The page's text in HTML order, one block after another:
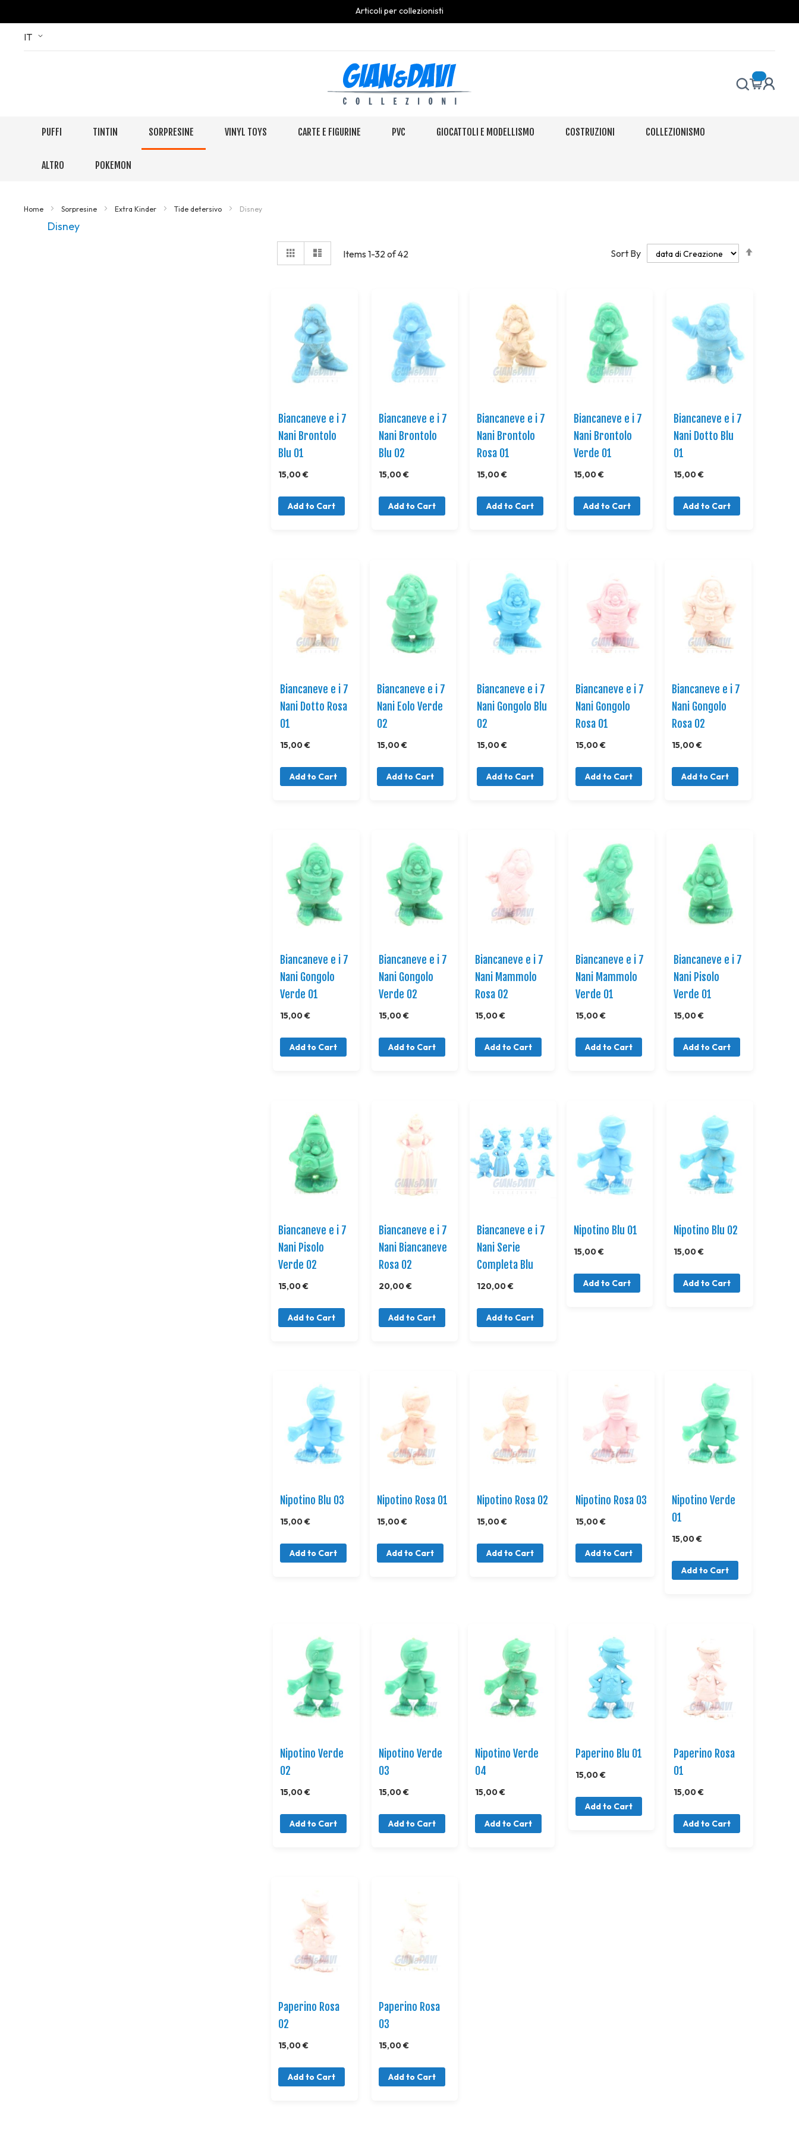
Articoli per collezionisti
Skip
Language
IT
PUFFI TINTIN SORPRESINE VINYL TOYS CARTE E FIGURINE PVC GIOCATTOLI E MODELLISMO COSTRUZIONI COLLEZIONISMO
ALTRO POKEMON
Home Sorpresine Extra Kinder Tide detersivo Disney
Disney
View
as
Grid ElencoItems1-32of42 Sort By
Biancaneve e i 7
Nani Brontolo
Blu 01
15,00 €
Add to Cart
Biancaneve e i 7
Nani Brontolo
Blu 02
15,00 €
Add to Cart
Biancaneve e i 7
Nani Brontolo
Rosa 01
15,00 €
Add to Cart
Biancaneve e i 7
Nani Brontolo
Verde 01
15,00 €
Add to Cart
Biancaneve e i 7
Nani Dotto Blu
01
15,00 €
Add to Cart
Biancaneve e i 7
Nani Dotto Rosa
01
15,00 €
Add to Cart
Biancaneve e i 7
Nani Eolo Verde
02
15,00 €
Add to Cart
Biancaneve e i 7
Nani Gongolo Blu
02
15,00 €
Add to Cart
Biancaneve e i 7
Nani Gongolo
Rosa 01
15,00 €
Add to Cart
Biancaneve e i 7
Nani Gongolo
Rosa 02
15,00 €
Add to Cart
Biancaneve e i 7
Nani Gongolo
Verde 01
15,00 €
Add to Cart
Biancaneve e i 7
Nani Gongolo
Verde 02
15,00 €
Add to Cart
Biancaneve e i 7
Nani Mammolo
Rosa 02
15,00 €
Add to Cart
Biancaneve e i 7
Nani Mammolo
Verde 01
15,00 €
Add to Cart
Biancaneve e i 7
Nani Pisolo
Verde 01
15,00 €
Add to Cart
Biancaneve e i 7
Nani Pisolo
Verde 02
15,00 €
Add to Cart
Biancaneve e i 7
Nani Biancaneve
Rosa 02
20,00 €
Add to Cart
Biancaneve e i 7
Nani Serie
Completa Blu
120,00 €
Add to Cart
Nipotino Blu 01
15,00 €
Add to Cart
Nipotino Blu 02
15,00 €
Add to Cart
Nipotino Blu 03
15,00 €
Add to Cart
Nipotino Rosa 01
15,00 €
Add to Cart
Nipotino Rosa 02
15,00 €
Add to Cart
Nipotino Rosa 03
15,00 €
Add to Cart
Nipotino Verde
01
15,00 €
Add to Cart
Nipotino Verde
02
15,00 €
Add to Cart
Nipotino Verde
03
15,00 €
Add to Cart
Nipotino Verde
04
15,00 €
Add to Cart
Paperino Blu 01
15,00 €
Add to Cart
Paperino Rosa
01
15,00 €
Add to Cart
Paperino Rosa
02
15,00 €
Add to Cart
Paperino Rosa
03
15,00 €
Add to Cart